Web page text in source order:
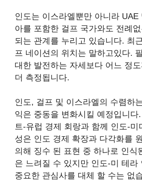
인도는 이스라엘뿐만 아니라 UAE
아를 포함한 걸프 국가와도 전례
되는 관계를 누리고 있습니다. 최
프 네이션의 위치는 말하고있다.
대한 발전하는 자세보다 어느 정
더 측정됩니다.
인도, 걸프 및 이스라엘의 수렴하
익은 중동을 변화시킬 예정입니다
트-유럽 경제 회랑과 함께 인도-미
성은 인도 경제 확장과 다각화를
의해 징수 된 표현 중 하나로 인식
은 느려질 수 있지만 인도-미 테라
중요한 관심사를 대체 할 수는 없